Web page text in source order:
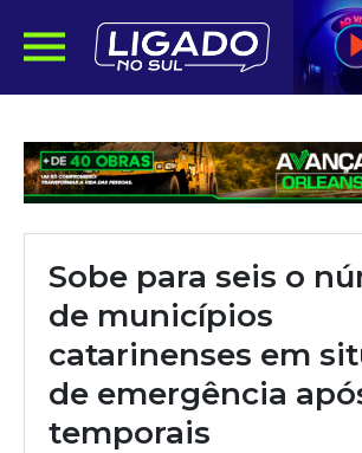
Sobe para seis o
de municípios
catarinenses em
de emergência
temporais